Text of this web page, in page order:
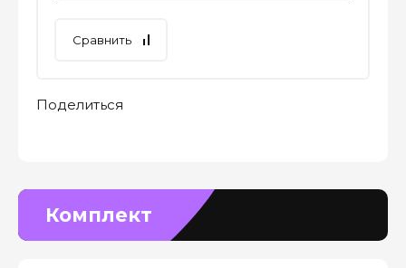
Сравнить
Поделиться
Комплект